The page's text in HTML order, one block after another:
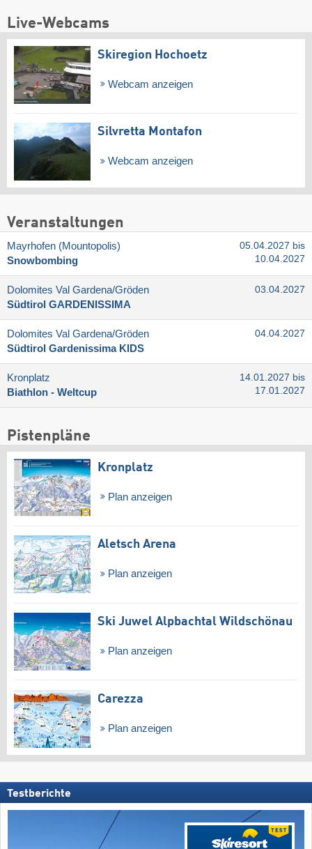
Live-Webcams
Skiregion Hochoetz
Webcam anzeigen
Silvretta Montafon
Webcam anzeigen
Veranstaltungen
Mayrhofen (Mountopolis)
Snowbombing
05.04.2027 bis
10.04.2027
Dolomites Val Gardena/​Gröden
Südtirol GARDENISSIMA
03.04.2027
Dolomites Val Gardena/​Gröden
Südtirol Gardenissima KIDS
04.04.2027
Kronplatz
Biathlon - Weltcup
14.01.2027 bis
17.01.2027
Pistenpläne
Kronplatz
Plan anzeigen
Aletsch Arena
Plan anzeigen
Ski Juwel Alpbachtal Wildschönau
Plan anzeigen
Carezza
Plan anzeigen
Testberichte